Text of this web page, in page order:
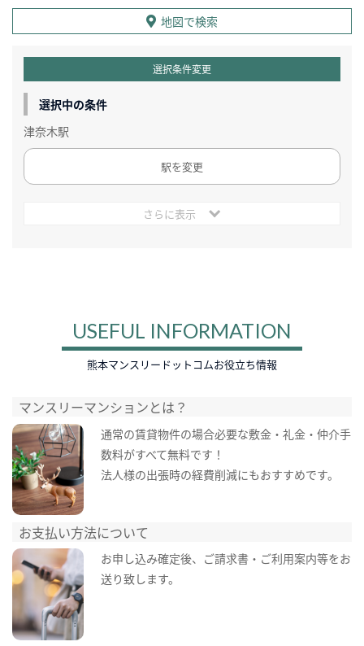
地図で検索
選択条件変更
選択中の条件
津奈木駅
駅を変更
さらに表示
USEFUL INFORMATION
熊本マンスリードットコムお役立ち情報
マンスリーマンションとは？
通常の賃貸物件の場合必要な敷金・礼金・仲介手
数料がすべて無料です！
法人様の出張時の経費削減にもおすすめです。
お支払い方法について
お申し込み確定後、ご請求書・ご利用案内等をお
送り致します。